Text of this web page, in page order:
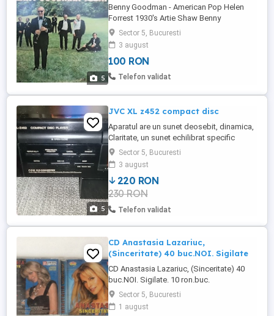
5
Benny Goodman - American Pop Helen
Forrest 1930's Artie Shaw Benny
Goodman - Carnegie Hall Jazz Concert
Benny Goodman - Collectors' Gems (1929-
1945) Benny Goodman - Concert In
Moscow, Hot & Special ! Benny Goodman
- Let's Dance (1935) Benny Goodman -
November 17, ...
Sector 5, Bucuresti
3 august
100 RON
Telefon validat
5
JVC XL z452 compact disc
Aparatul are un sunet deosebit, dinamica,
Claritate, un sunet echilibrat specific
gamei JVC, functi editare, ddrp, vumetru,
iesire analogica si optic digital, frecventa
2 - 20.000 kHz, telecomanda inclusa,
predare personala, probe functionare,
citeste cd originale dar si cele in mp3.
Sector 5, Bucuresti
3 august
220 RON
230 RON
Telefon validat
CD Anastasia Lazariuc,
(Sinceritate) 40 buc.NOI. Sigilate
CD Anastasia Lazariuc, (Sinceritate) 40
buc.NOI. Sigilate. 10 ron.buc.
Sector 5, Bucuresti
1 august